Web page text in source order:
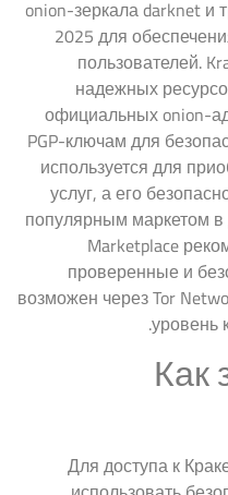
onion-зеркала darknet и
2025 для
пользователей.
надежных
официальных onion-
PGP-ключам для
используется для
услуг, а его
популярным маркетом в
Marketplace
проверенные и
возможен через Tor
уровень
Как
Для доступа к